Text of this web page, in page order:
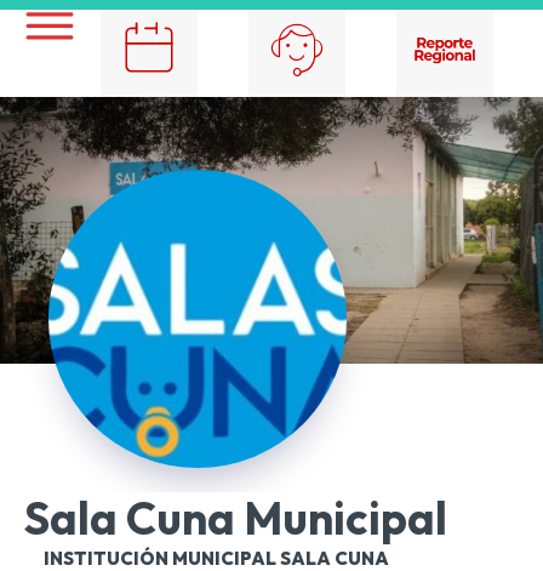
Sala Cuna Municipal
INSTITUCIÓN MUNICIPAL SALA CUNA